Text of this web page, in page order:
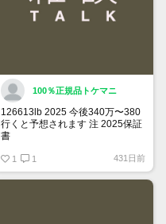
100％正規品トケマニ
126613lb 2025 今後340万〜380
行くと予想されます 注 2025保証
書
2025/ @Watch_Monster_より
1 1 431日前